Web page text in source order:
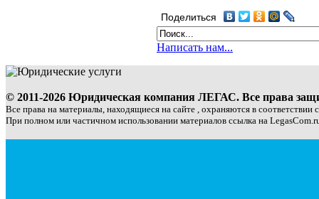
Поделиться
Написать нам...
© 2011-2026 Юридическая компания ЛЕГАС. Все права
Все права на материалы, находящиеся на сайте , охраняются в соответствии
При полном или частичном использовании материалов ссылка на